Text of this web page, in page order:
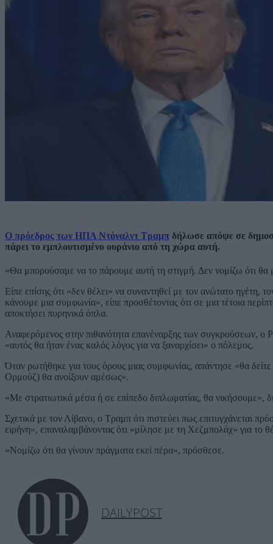
Ο πρόεδρος των ΗΠΑ Ντόναλντ Τραμπ δήλωσε απόψε σε
πάρει το εμπλουτισμένο ουράνιο από τη χώρα αυτή.
«Θα μπορούσαμε να το πάρουμε αυτή τη στιγμή. Δεν νομίζω ότι
Είπε επίσης ότι «δεν θέλει» να συναντηθεί με τον ανώτατο
κάνουμε μια συμφωνία», είπε προσθέτοντας ότι σε μια τέτοια
αποκτήσει πυρηνικά όπλα.
Αναφερόμενος στην πιθανότητα επανέναρξης των συγκρούσεων, ο
«αυτός θα ήταν ένας καλός λόγος για να ξαναρχίσει» ο πόλεμος.
Όταν ρωτήθηκε για τους όρους μιας συμφωνίας, απάντησε «θα
Ορμούζ) θα ανοίξουν αμέσως».
«Με στρατιωτικά μέσα ή σε επίπεδο διπλωματίας, θα νικήσουμε»,
Σχετικά με τον Λίβανο, ο Τραμπ ότι πιστεύει πως επιτυγχάνεται
ειρήνη», επαναλαμβάνοντας ότι «μίλησε με τη Χεζμπολάχ» για το
«Νομίζω ότι θα γίνουν πράγματα εκεί πέρα», πρόσθεσε.
DAILYPOST